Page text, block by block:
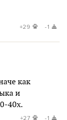
+29 -1
как
и
40х.
+27 -1